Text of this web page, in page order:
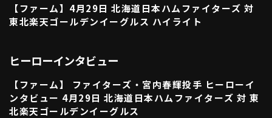
福岡ソフトバンクホークス
【ファーム】4月29日 北海道日本ハムファイターズ 対
東北楽天ゴールデンイーグルス ハイライト
ヒーローインタビュー
【ファーム】 ファイターズ・宮内春輝投手 ヒーローイ
ンタビュー 4月29日 北海道日本ハムファイターズ 対 東
北楽天ゴールデンイーグルス